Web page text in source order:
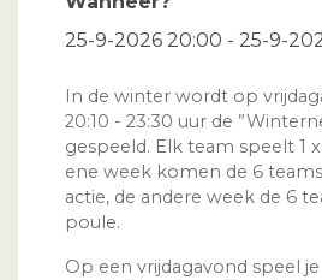
25-9-2026 20:00 - 25-9-
In de winter wordt op
20:10 - 23:30 uur de
gespeeld. Elk team speelt 1
ene week komen de 6
actie, de andere week de 6
poule.
Op een vrijdagavond speel